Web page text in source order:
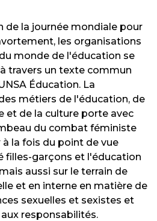
de la journée mondiale pour
les organisations
monde de l'éducation se
travers un texte commun
Éducation. La
métiers de l'éducation, de
et de la culture porte avec
du combat féministe
la fois du point de vue
filles-garçons et l'éducation
aussi sur le terrain de
et en interne en matière de
sexuelles et sexistes et
responsabilités.